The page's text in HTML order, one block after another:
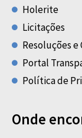
Holerite
Licitações
Resoluções e
Portal
Política de
Onde